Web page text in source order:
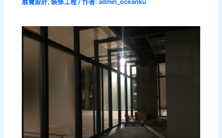
展覽設計,裝修工程 / 作者:admin_oceanku